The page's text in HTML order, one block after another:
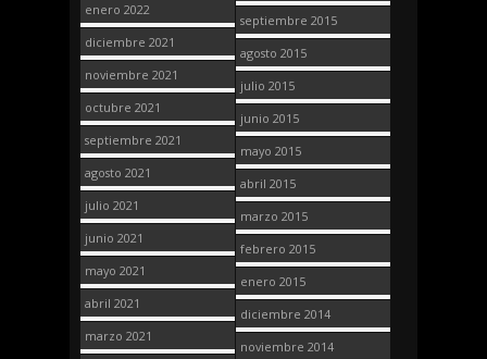
enero 2022
diciembre 2021
noviembre 2021
octubre 2021
septiembre 2021
agosto 2021
julio 2021
junio 2021
mayo 2021
abril 2021
marzo 2021
septiembre 2015
agosto 2015
julio 2015
junio 2015
mayo 2015
abril 2015
marzo 2015
febrero 2015
enero 2015
diciembre 2014
noviembre 2014